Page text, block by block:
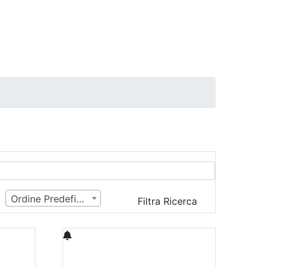
Ordine Predefinito Filtra Ricerca